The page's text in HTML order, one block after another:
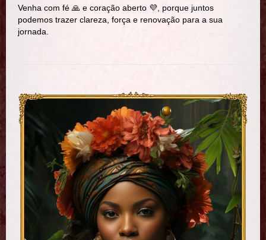
Venha com fé 🙏 e coração aberto 💜, porque juntos
podemos trazer clareza, força e renovação para a sua
jornada.